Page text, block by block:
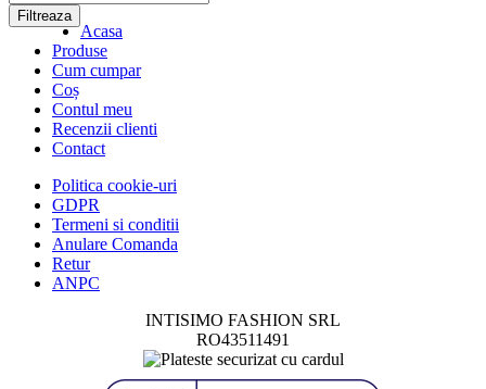
Filtreaza
Acasa
Produse
Cum cumpar
Coș
Contul meu
Recenzii clienti
Contact
Politica cookie-uri
GDPR
Termeni si conditii
Anulare Comanda
Retur
ANPC
INTISIMO FASHION SRL
RO43511491